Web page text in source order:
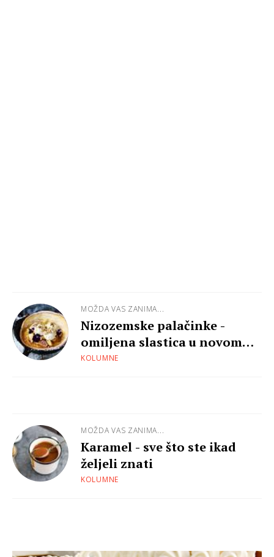
MOŽDA VAS ZANIMA...
Nizozemske palačinke -
omiljena slastica u novom
obliku
KOLUMNE
MOŽDA VAS ZANIMA...
Karamel - sve što ste ikad
željeli znati
KOLUMNE